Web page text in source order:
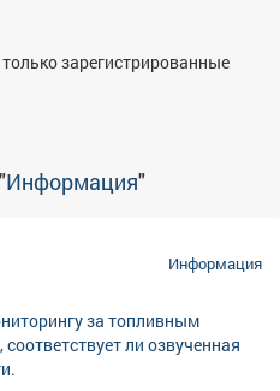
зарегистрированные
Информация"
Информация